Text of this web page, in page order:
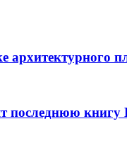
архитектурного
последнюю